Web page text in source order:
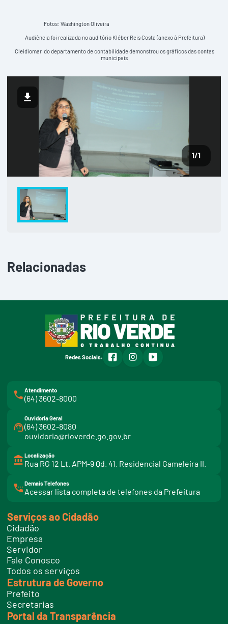
Fotos: Washington Oliveira
Audiência foi realizada no auditório Kléber Reis Costa (anexo à Prefeitura)
Cleidiomar do departamento de contabilidade demonstrou os gráficos das contas
municipais
1/1
Relacionadas
Redes Sociais: facebookinstagramyoutube
Atendimento
(64) 3602-8000
Ouvidoria Geral
(64) 3602-8080
ouvidoria@rioverde.go.gov.br
Localização
Rua RG 12 Lt. APM-9 Qd. 41. Residencial Gameleira II.
Demais Telefones
Acessar lista completa de telefones da Prefeitura
i
t
e
l
f
o
e
s
Serviços ao Cidadão
Cidadão
Empresa
Servidor
Fale Conosco
Todos os serviços
Estrutura de Governo
Prefeito
Secretarias
Portal da Transparência